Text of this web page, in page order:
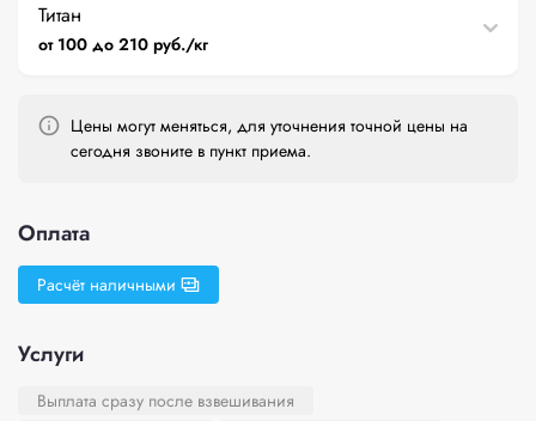
Титан
от 100 до 210 руб./кг
Цены могут меняться, для уточнения точной цены на
сегодня звоните в пункт приема.
Оплата
Расчёт наличными
Услуги
Выплата сразу после взвешивания